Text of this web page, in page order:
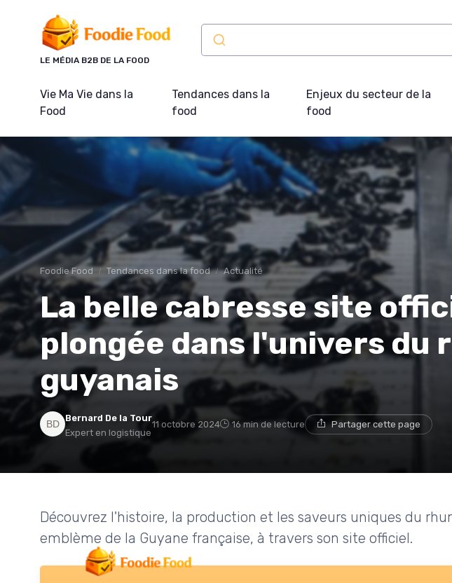
LE MÉDIA B2B DE LA FOOD
Vie Ma Vie dans la
Food
Tendances dans la
food
Enjeux du secteur de la
food
Foodie Food Tendances dans la food Actualité
La belle cabresse site
plongée dans l'univers du
guyanais
Bernard De la Tour
Expert en logistique
11 octobre 2024 16 min de lecture Partager cette page
Découvrez l'histoire, la production et les saveurs uniques du
emblème de la Guyane française, à travers son site officiel.